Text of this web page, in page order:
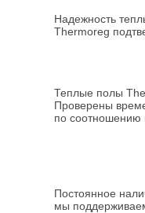
Надежность
Thermoreg
Теплые полы
Проверены
по соотношению
Постоянное
мы